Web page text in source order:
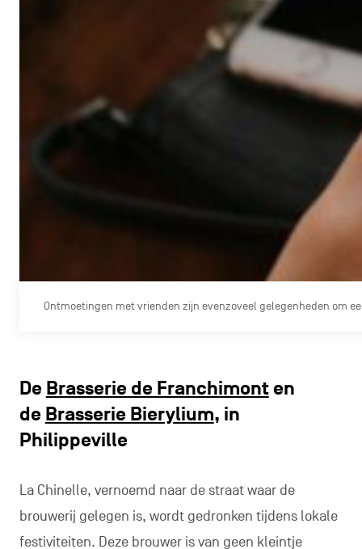
Ontmoetingen met vrienden zijn evenzoveel gelegenheden om
De Brasserie de Franchimonten
de Brasserie Bierylium, in
Philippeville
La Chinelle, vernoemd naar de straat waar de
brouwerij gelegen is, wordt gedronken tijdens lokale
festiviteiten. Deze brouwer is van geen kleintje